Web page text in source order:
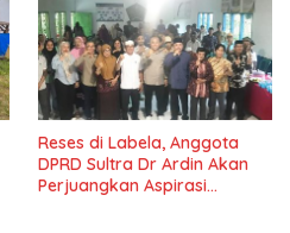
Reses di Labela, Anggota
DPRD Sultra Dr Ardin Akan
Perjuangkan Aspirasi